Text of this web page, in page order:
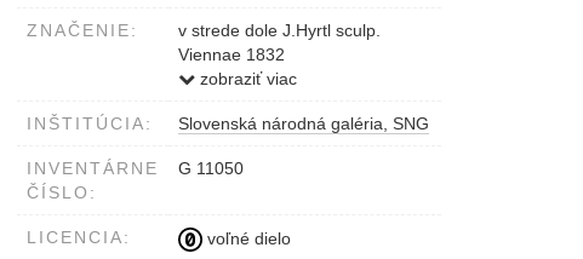
ZNAČENIE:
v strede dole J.Hyrtl sculp.
Viennae 1832
dole titul OFEN und PEST
zobraziť viac
INŠTITÚCIA: Slovenská národná galéria, SNG
INVENTÁRNE
ČÍSLO:
G 11050
LICENCIA: voľné dielo